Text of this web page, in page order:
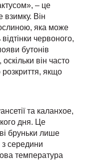
– це
взимку. Він
яка може
червоного,
бутонів
він часто
розкриття, якщо
та каланхое,
дня. Це
бруньки лише
з середини
температура